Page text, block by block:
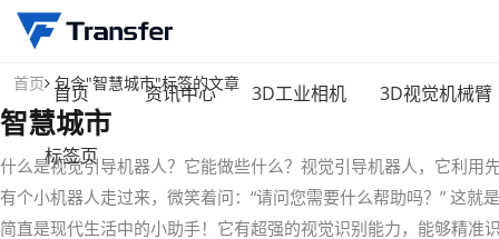
首页 资讯中心 3D工业相机 3D视觉机械臂
标签页
首页 包含"智慧城市"标签的文章
智慧城市
什么是视觉引导机器人？它能做些什么？视觉引导机器人，它利
有个小机器人走过来，微笑着问：“请问您需要什么帮助吗？” 这
简直是现代生活中的小助手！它有超强的视觉识别能力，能够精